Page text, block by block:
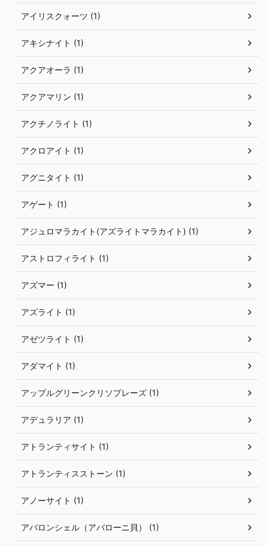
アイリスクォーツ (1)
アキシナイト (1)
アクアオーラ (1)
アクアマリン (1)
アクチノライト (1)
アクロアイト (1)
アグニタイト (1)
アゲート (1)
アジュロマラカイト(アズライトマラカイト) (1)
アストロフィライト (1)
アズマー (1)
アズライト (1)
アゼツライト (1)
アダマイト (1)
アップルグリーンクリソプレーズ (1)
アデュラリア (1)
アトランティサイト (1)
アトランティスストーン (1)
アノーサイト (1)
アバロンシェル（アバローニ貝） (1)